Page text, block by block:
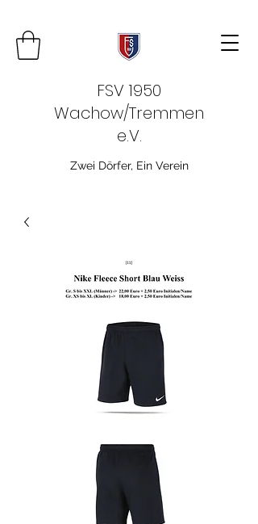
FSV 1950
Wachow/Tremmen
e.V.
Zwei Dörfer, Ein Verein